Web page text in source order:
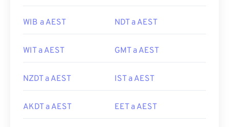
WIB a AEST NDT a AEST
WIT a AEST GMT a AEST
NZDT a AEST IST a AEST
AKDT a AEST EET a AEST